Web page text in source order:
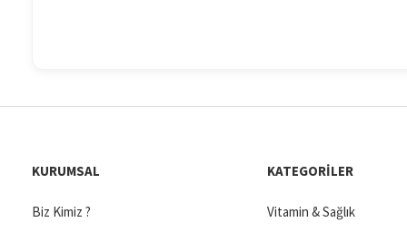
KURUMSAL
Biz Kimiz ?
KATEGORILER
Vitamin & Sağlık